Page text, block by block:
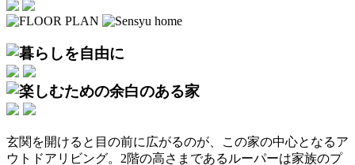
玄関を開けると目の前に広がるのが、この家の中心となるア
ウトドアリビング。2階の高さまであるルーパーは家族のプ